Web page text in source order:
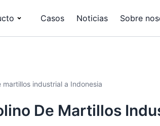
Casos Noticias Sobre
industrial a Indonesia
De Martillos